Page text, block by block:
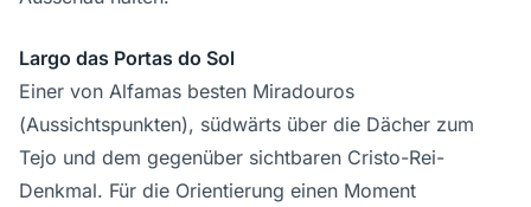
Largo das Portas do Sol
Einer von Alfamas besten Miradouros
(Aussichtspunkten), südwärts über die Dächer zum
Tejo und dem gegenüber sichtbaren Cristo-Rei-
Denkmal. Für die Orientierung einen Moment